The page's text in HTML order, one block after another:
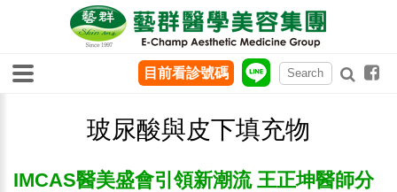
玻尿酸與皮下填充物
IMCAS醫美盛會引領新潮流 王正坤醫師分
目前看診號碼